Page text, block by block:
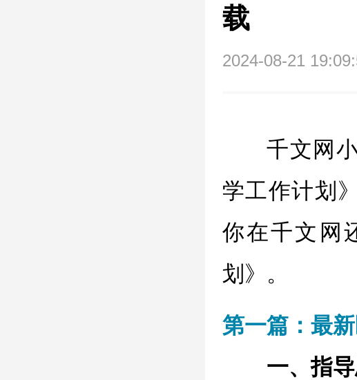
载
2024-08-21
千文网
学工作计划
你在千文网
划》。
第一篇：最
一、指